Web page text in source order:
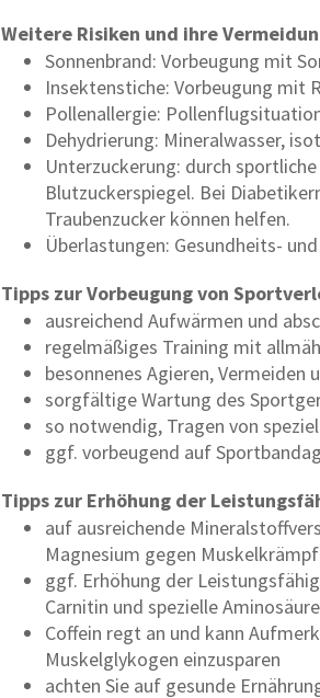
Weitere Risiken und ihre
Sonnenbrand: Vorbeugung mit
Insektenstiche: Vorbeugung mit
Pollenallergie:
Dehydrierung: Mineralwasser,
Unterzuckerung: durch
Blutzuckerspiegel. Bei
Traubenzucker können helfen.
Überlastungen: Gesundheits-
Tipps zur Vorbeugung von
ausreichend Aufwärmen und
regelmäßiges Training mit
besonnenes Agieren,
sorgfältige Wartung des
so notwendig, Tragen von
ggf. vorbeugend auf
Tipps zur Erhöhung der
auf ausreichende
Magnesium gegen
ggf. Erhöhung der
Carnitin und spezielle
Coffein regt an und kann
Muskelglykogen einzusparen
achten Sie auf gesunde